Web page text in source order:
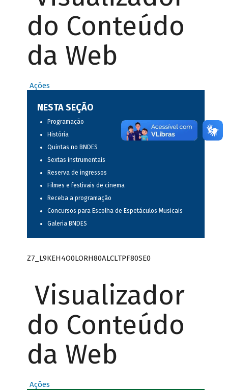
do Conteúdo
da Web
Ações
NESTA SEÇÃO
Programação
História
Quintas no BNDES
Sextas instrumentais
Reserva de ingressos
Filmes e festivais de cinema
Receba a programação
Concursos para Escolha de Espetáculos Musicais
Galeria BNDES
Z7_L9KEH4O0LORH80ALCLTPF80SE0
Visualizador
do Conteúdo
da Web
Ações